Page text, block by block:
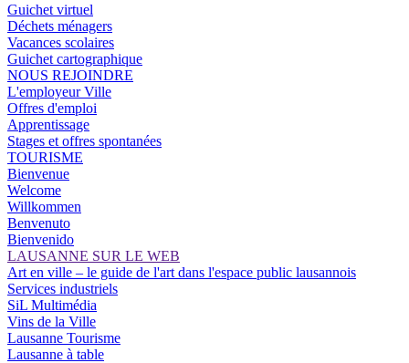
Guichet virtuel
Déchets ménagers
Vacances scolaires
Guichet cartographique
NOUS REJOINDRE
L'employeur Ville
Offres d'emploi
Apprentissage
Stages et offres spontanées
TOURISME
Bienvenue
Welcome
Willkommen
Benvenuto
Bienvenido
LAUSANNE SUR LE WEB
Art en ville – le guide de l'art dans l'espace public lausannois
Services industriels
SiL Multimédia
Vins de la Ville
Lausanne Tourisme
Lausanne à table